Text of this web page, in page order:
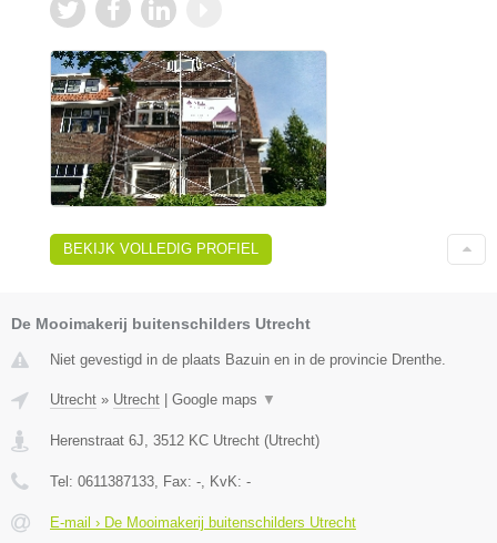
BEKIJK VOLLEDIG PROFIEL
De Mooimakerij buitenschilders Utrecht
Niet gevestigd in de plaats Bazuin en in de provincie Drenthe.
Utrecht » Utrecht Google maps ▼
Herenstraat 6J 3512 KC Utrecht (Utrecht)
Tel: 0611387133 , Fax: - , KvK: -
E-mail › De Mooimakerij buitenschilders Utrecht